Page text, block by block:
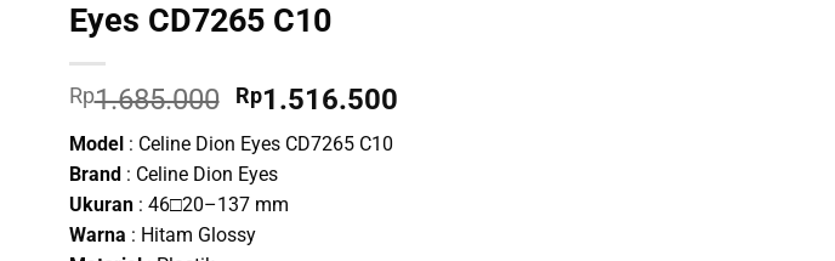
Eyes CD7265 C10
Rp1.685.000 Original
price
was:
Rp1.685.000.
Rp1.516.500Current
Model : Celine Dion Eyes CD7265 C10
Brand : Celine Dion Eyes
Ukuran: 46□20–137 mm
Warna : Hitam Glossy